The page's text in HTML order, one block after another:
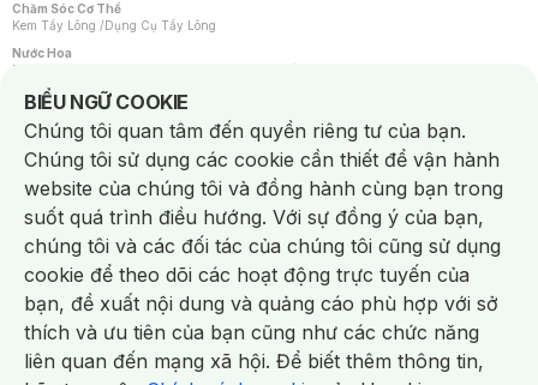
Chăm Sóc Cơ Thể
Kem Tẩy Lông /Dụng Cụ Tẩy Lông
Nước Hoa
Nước Hoa Nữ
Chăm Sóc Cá Nhân
Chống Muỗi /Khẩu Trang /Máy Massage/Mặt Nạ Xông Hơi /Nước Rửa Tay/
Sản Phẩm Chăm Sóc Khác /Bàn Chải Đánh Răng /Bàn Chải Điện/
Hỗ Trợ Trắng Răng/Kem Đánh Răng /Máy Tăm Nước/ Nước Súc Miệng/
Tăm / Chỉ Nha Khoa/ Xịt Thơm Miệng / Dung Dịch Vệ Sinh/Dưỡng Vùng Kín/
Khăn Ướt Vệ Sinh Vùng Kín/Băng Vệ Sinh/Tampon/Bọt Cạo Râu /Dao Cạo Râu/
Máy Cạo Râu
Vấn Đề Về Da
Da Dầu / Lỗ Chân Lông To/ Da Khô / Mất Nước/ Da Lão Hóa/ Da Mụn/
Da Nhạy Cảm / Kích Ứng
Da Xỉn Màu Thâm / Nám / Tàn Nhang
Quầng Thâm & Bọng Mắt /Sẹo /Viêm Da Cơ Địa
Dụng Cụ / Phụ Kiện Chăm Sóc Da
Bông Tẩy Trang
Khăn Lau Mặt Khô Dụng Cụ / Máy Rửa Mặt Máy Chăm Sóc Da
Dụng Cụ Chăm Sóc Khác
BIỂU NGỮ COOKIE
Notice about cookies usage
Chúng tôi quan tâm đến quyền riêng tư của bạn.
Chúng tôi sử dụng các cookie cần thiết để vận hành
website của chúng tôi và đồng hành cùng bạn trong
suốt quá trình điều hướng. Với sự đồng ý của bạn,
chúng tôi và các đối tác của chúng tôi cũng sử dụng
cookie để theo dõi các hoạt động trực tuyến của
bạn, đề xuất nội dung và quảng cáo phù hợp với sở
thích và ưu tiên của bạn cũng như các chức năng
liên quan đến mạng xã hội. Để biết thêm thông tin,